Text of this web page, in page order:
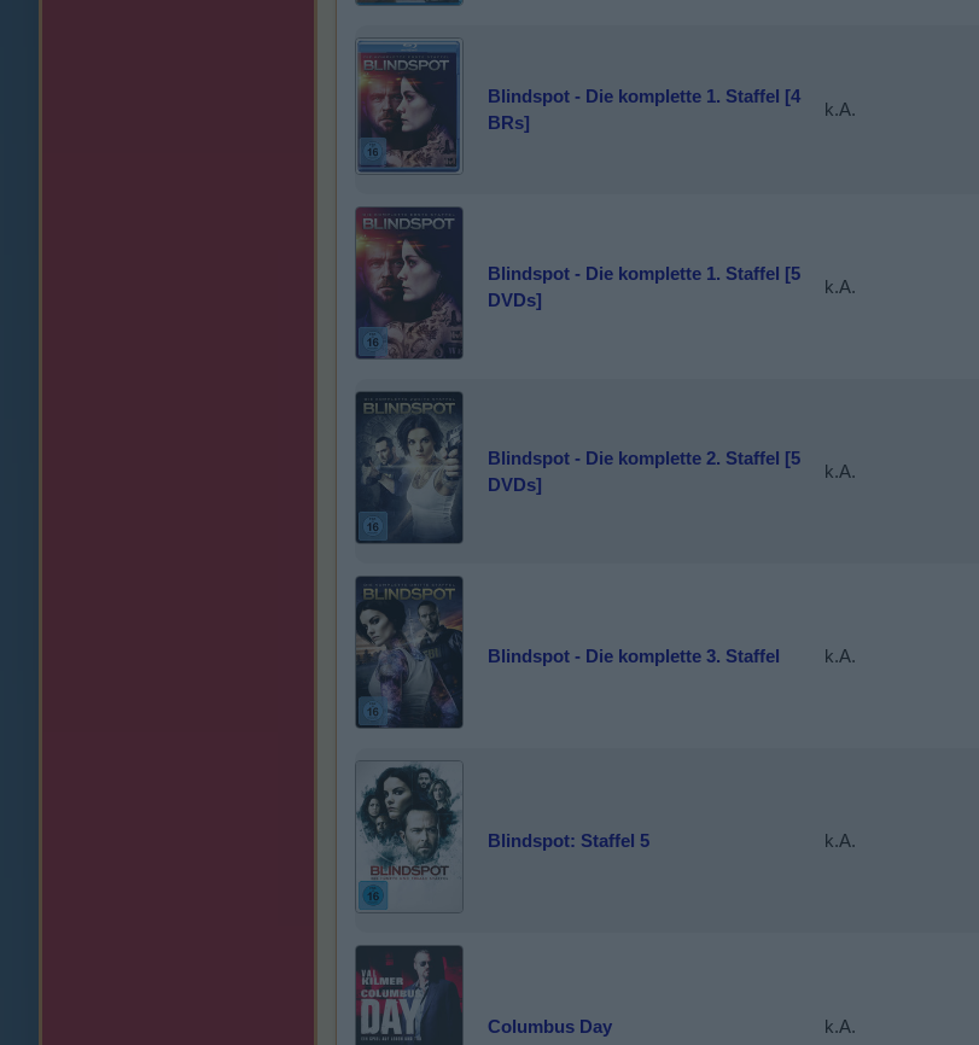
Blindspot - Die komplette 1. Staffel [4
BRs]
k.A.
Blindspot - Die komplette 1. Staffel [5
DVDs]
k.A.
Blindspot - Die komplette 2. Staffel [5
DVDs]
k.A.
Blindspot - Die komplette 3. Staffel k.A.
Blindspot: Staffel 5 k.A.
Columbus Day k.A.